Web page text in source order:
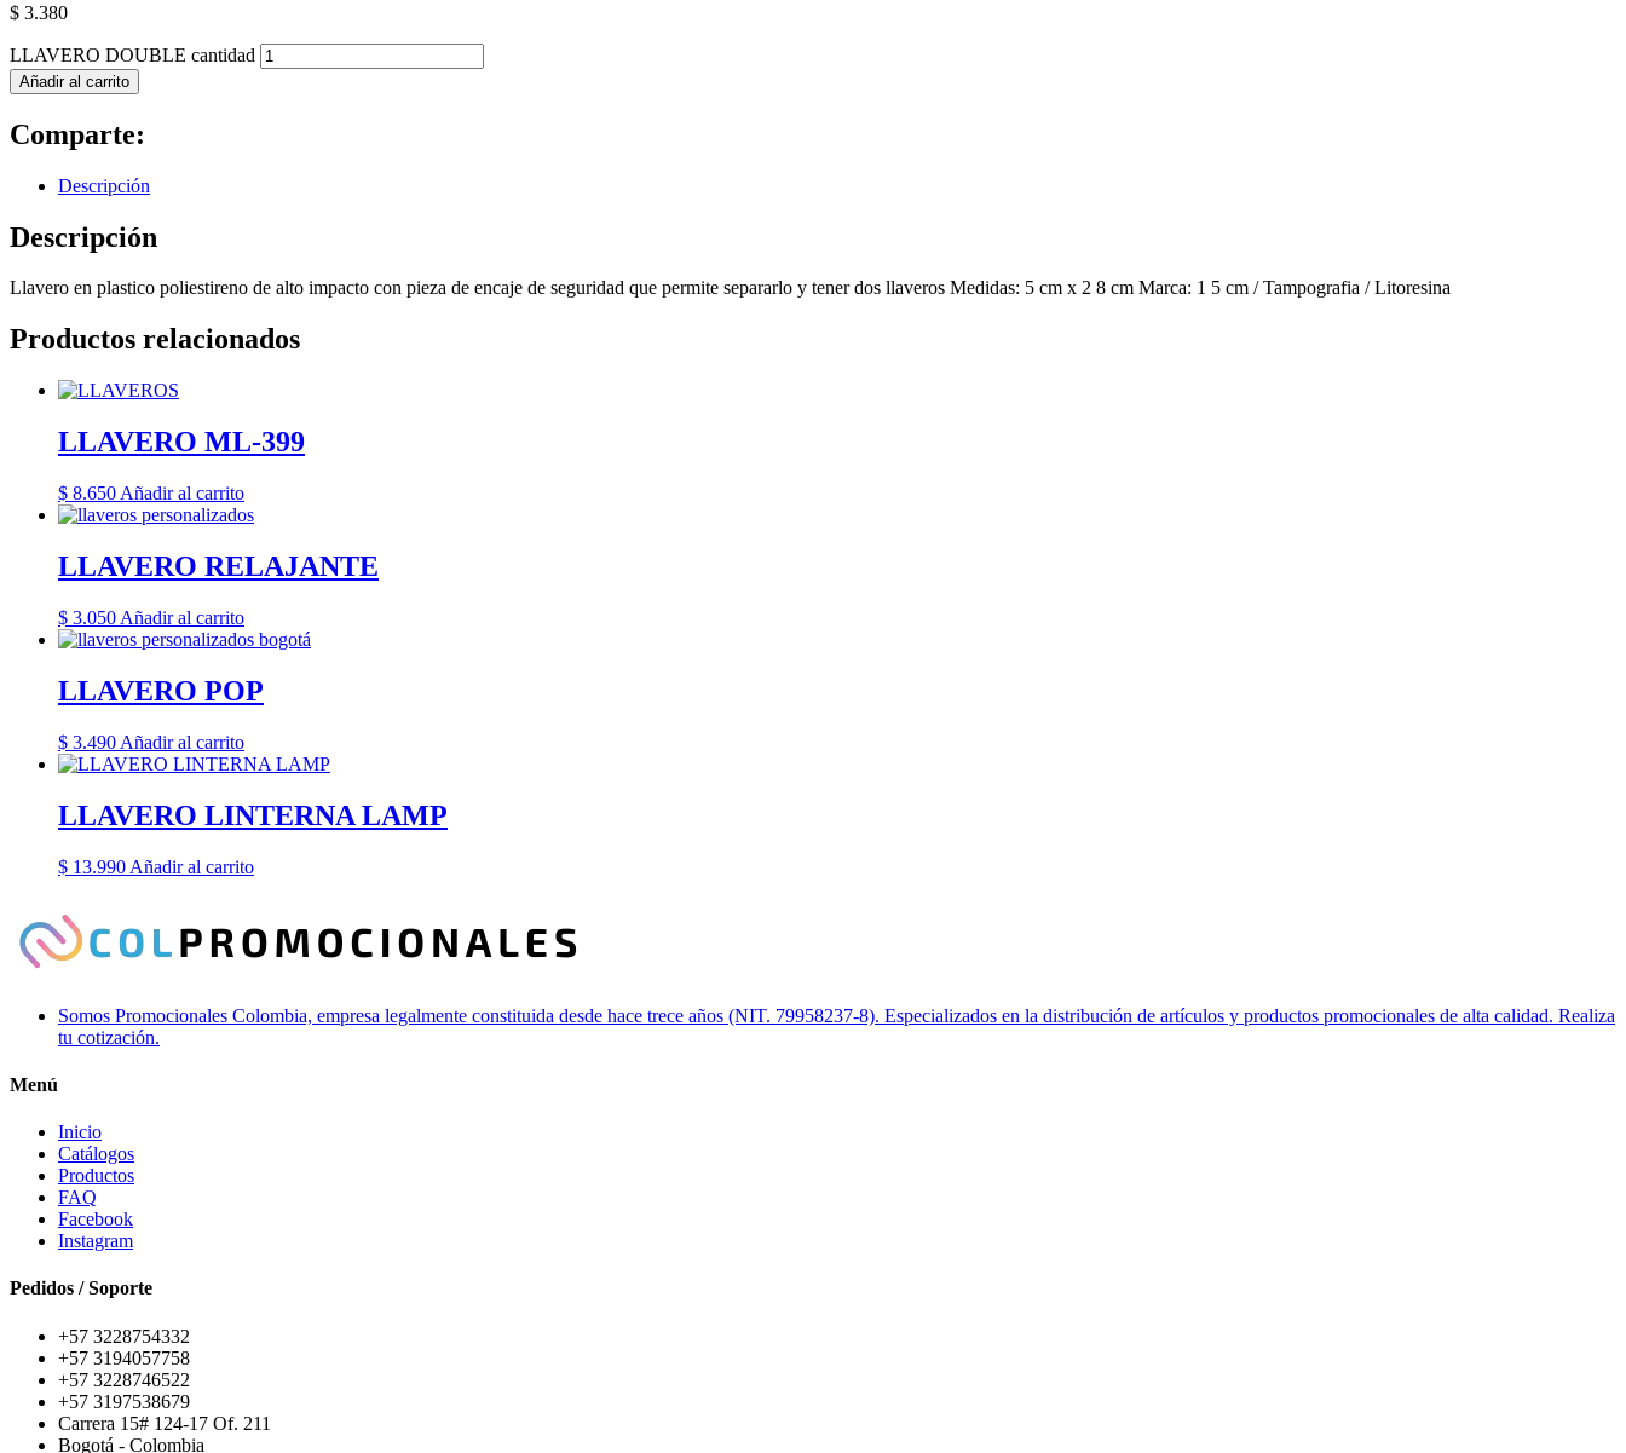
$ 3.380
LLAVERO DOUBLE cantidad
Añadir al carrito
Comparte:
Descripción
Descripción
Llavero en plastico poliestireno de alto impacto con pieza de encaje de seguridad que permite separarlo y tener dos llaveros Medidas: 5 cm x 2 8 cm Marca: 1 5 cm / Tampografia / Litoresina
Productos relacionados
LLAVERO ML-399
$ 8.650 Añadir al carrito
LLAVERO RELAJANTE
$ 3.050 Añadir al carrito
LLAVERO POP
$ 3.490 Añadir al carrito
LLAVERO LINTERNA LAMP
$ 13.990 Añadir al carrito
Somos Promocionales Colombia, empresa legalmente constituida desde hace trece años (NIT. 79958237-8). Especializados en la distribución de artículos y productos promocionales de alta calidad. Realiza
tu cotización.
Menú
Inicio
Catálogos
Productos
FAQ
Facebook
Instagram
Pedidos / Soporte
+57 3228754332
+57 3194057758
+57 3228746522
+57 3197538679
Carrera 15# 124-17 Of. 211
Bogotá - Colombia